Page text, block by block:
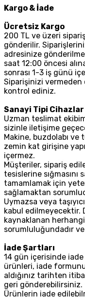
Kargo & İade
Ücretsiz Kargo
200 TL ve üzeri
gönderilir.
adresinize
saat 12:00 öncesi
sonrası 1-3 iş günü
Siparişinizi
kontrol ediniz.
Sanayi Tipi Cihazlar
Uzman teslimat
sizinle iletişime
Makine, buzdolabı ve
zemin kat girişine
içermez.
Müşteriler, sipariş
tesislerine sığmasını
tamamlamak için
sağlamaktan
Uymazsa veya
kabul
kaynaklanan
sorumluluğundadır
İade Şartları
14 gün içerisinde
ürünleri, iade
aldığınız tarihten
geri gönderebilirsiniz.
Ürünlerin iade